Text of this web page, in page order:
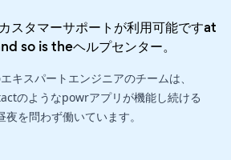
タマーサポートが利用可能ですat
so is theヘルプセンター。
キスパートエンジニアのチームは、
のようなpowrアプリが機能し続ける
夜を問わず働いています。